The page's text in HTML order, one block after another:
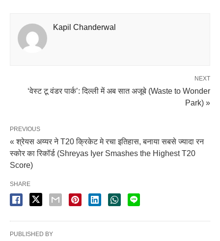
Kapil Chanderwal
NEXT
‘वेस्ट टू वंडर पार्क’: दिल्ली में अब सात अजूबे (Waste to Wonder
Park) »
PREVIOUS
« श्रेयस अय्यर ने T20 क्रिकेट मे रचा इतिहास, बनाया सबसे ज्यादा रन
स्कोर का रिकॉर्ड (Shreyas Iyer Smashes the Highest T20
Score)
SHARE
PUBLISHED BY